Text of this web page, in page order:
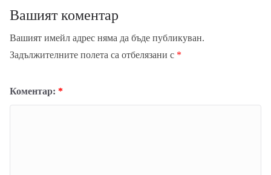
Вашият коментар
Вашият имейл адрес няма да бъде публикуван.
Задължителните полета са отбелязани с *
Коментар: *